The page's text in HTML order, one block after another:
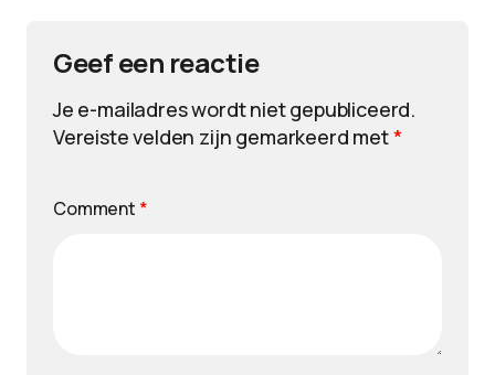
Geef een reactie
Je e-mailadres wordt niet gepubliceerd.
Vereiste velden zijn gemarkeerd met*
Comment *